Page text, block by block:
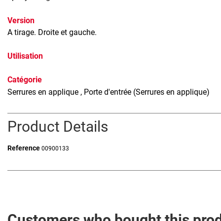
Version
A tirage. Droite et gauche.
Utilisation
Catégorie
Serrures en applique , Porte d'entrée (Serrures en applique)
Product Details
Reference 00900133